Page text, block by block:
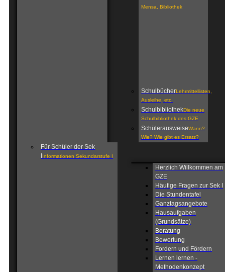
Mensa, Bibliothek
SchulbücherLehrmittellisten,
Ausleihe, etc.
SchulbibliothekDie neue
Schulbibliothek des GZE
SchülerausweiseWann?
Wie? Wie gibt es Ersatz?
Für Schüler der Sek
Informationen Sekundarstufe I
Herzlich Willkommen am
GZE
Häufige Fragen zur Sek I
Die Stundentafel
Ganztagsangebote
Hausaufgaben
(Grundsätze)
Beratung
Bewertung
Fordern und Fördern
Lernen lernen -
Methodenkonzept